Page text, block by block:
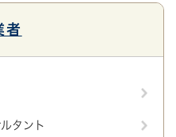
者
タント